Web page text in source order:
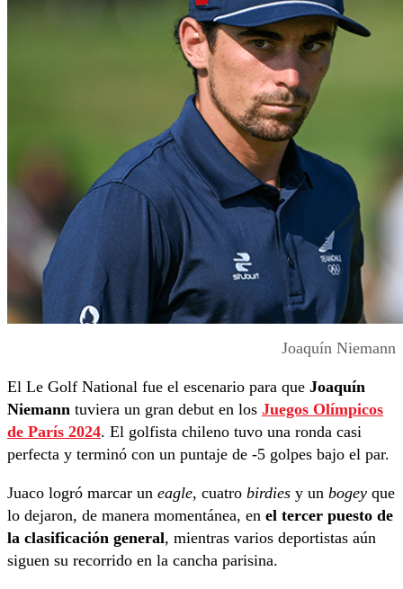
Joaquín Niemann
El Le Golf National fue el escenario para que Joaquín
Niemann tuviera un gran debut en los Juegos Olímpicos
de París 2024. El golfista chileno tuvo una ronda casi
perfecta y terminó con un puntaje de -5 golpes bajo el par.
Juaco logró marcar un eagle, cuatro birdies y un bogey que
lo dejaron, de manera momentánea, en el tercer puesto de
la clasificación general, mientras varios deportistas aún
siguen su recorrido en la cancha parisina.